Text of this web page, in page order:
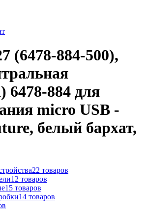
(6478-884-500),
6478-884 для
micro USB -
белый бархат,
22 товаров
12 товаров
15 товаров
14 товаров